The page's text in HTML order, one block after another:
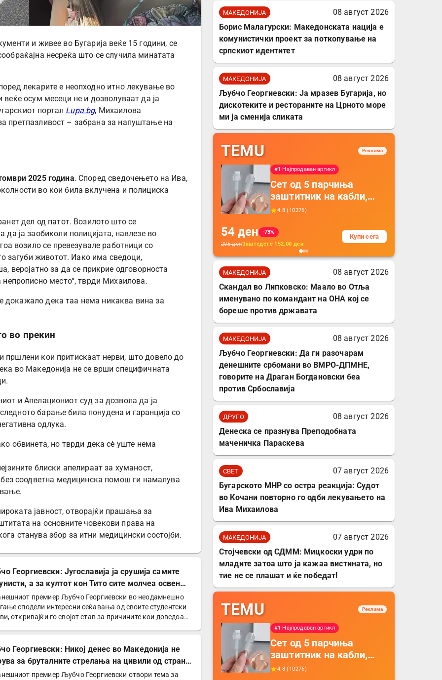
и живее во Бугарија веќе 15 години, се
несреќа што се случила минатата
лекарите е неопходно итно лекување во
веќе осум месеци не и дозволуваат да ја
портал Lupa.bg, Михаилова
претпазливост – забрана за напуштање на
2025 година. Според сведочењето на Ива,
во кои била вклучена и полициска
дел од патот. Возилото што се
ја заобиколи полицијата, навлезе во
возило се превезувале работници со
загуби животот. Иако има сведоци,
веројатно за да се прикрие одговорноста
место“, тврди Михаилова.
докажало дека таа нема никаква вина за
во прекин
пршлени кои притискаат нерви, што довело до
во Македонија не се врши специфичната
и Апелациониот суд за дозвола да ја
барање била понудена и гаранција со
одлука.
обвинета, но тврди дека сè уште нема
блиски апелираат за хуманост,
без соодветна медицинска помош ги намалува
јавност, отворајќи прашања за
на основните човекови права на
станува збор за итни медицински состојби.
Георгиевски: Југославија ја срушија самите
а за култот кон Тито сите молчеа освен
премиер Љубчо Георгиевски во неодамнешно
сподели интересни сеќавања од своите студентски
откривајќи го својот став за причините кои доведоа…
Георгиевски: Никој денес во Македонија не
за бруталните стрелања на цивили од страна
премиер Љубчо Георгиевски отвори тема за
МАКЕДОНИЈА
08 август 2026
Борис Малагурски: Македонската нација е
комунистички проект за поткопување на
српскиот идентитет
МАКЕДОНИЈА
08 август 2026
Љубчо Георгиевски: Ја мразев Бугарија, но
дискотеките и рестораните на Црното море
ми ја сменија сликата
TEMU Реклама
#1 Најпродаван артикл
Сет од 5 парчиња
заштитник на кабли,
прекривка за заштита
додатоци за заштита на
кабли, без батерија, за
мобилни телефони,
комплет за заштита на
4.8 (10276)
54 ден
-73%
206денЗаштедете 152.00 ден
Купи сега
МАКЕДОНИЈА
08 август 2026
Скандал во Липковско: Маало во Отља
именувано по командант на ОНА кој се
бореше против државата
МАКЕДОНИЈА
08 август 2026
Љубчо Георгиевски: Да ги разочарам
денешните србомани во ВМРО-ДПМНЕ,
говорите на Драган Богдановски беа
против Србославија
ДРУГО
08 август 2026
Денеска се празнува Преподобната
маченичка Параскева
СВЕТ
07 август 2026
Бугарското МНР со остра реакција: Судот
во Кочани повторно го одби лекувањето на
Ива Михаилова
МАКЕДОНИЈА
07 август 2026
Стојчевски од СДММ: Мицкоски удри по
младите затоа што ја кажаа вистината, но
тие не се плашат и ќе победат!
TEMU Реклама
#1 Најпродаван артикл
Сет од 5 парчиња
заштитник на кабли,
прекривка за заштита
4.8 (10276)